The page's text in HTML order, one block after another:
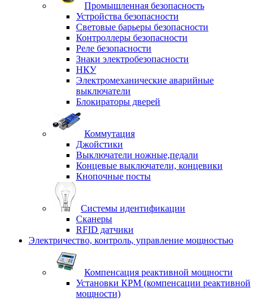
Промышленная безопасность
Устройства безопасности
Световые барьеры безопасности
Контроллеры безопасности
Реле безопасности
Знаки электробезопасности
НКУ
Электромеханические аварийные
выключатели
Блокираторы дверей
Коммутация
Джойстики
Выключатели ножные,педали
Концевые выключатели, концевики
Кнопочные посты
Системы идентификации
Сканеры
RFID датчики
Электричество, контроль, управление мощностью
Компенсация реактивной мощности
Установки КРМ (компенсации реактивной
мощности)